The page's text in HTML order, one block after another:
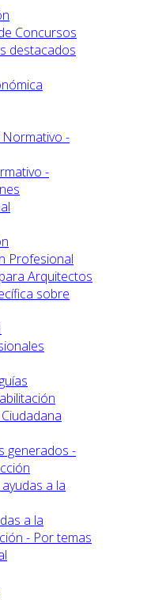
Concursos
destacados
Normativo -
-
Profesional
Arquitectos
sobre
generados -
a la
a la
- Por temas